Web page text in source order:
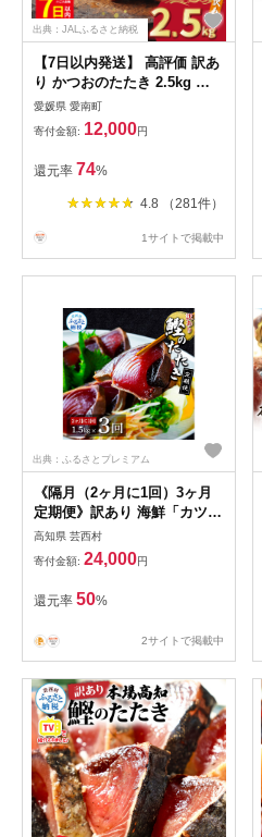
出典：JALふるさと納税
【7日以内発送】 高評価 訳あ
り かつおのたたき 2.5kg 鰹
のたたき カツオのたたき カ
ツオのタタキ かつおのたたき
鰹のタタキ 鰹のたたきカツオ
たたき 鰹たたき ふるさと ふ
るさと納税 訳あり 訳アリ わ
けあり ワケアリ かつお カツ
カツオたたき かつおタタキ
サイズ 不揃い 規格外 傷 小分
け 真空 パック 新鮮 鮮魚 天
肉 厚 冷凍 大容量 人気 ハマ
スイ 愛南町 愛媛県 愛南町 愛
愛媛県 愛南町
寄付金額: 12,000円
還元率 74%
4.8 （281件）
1サイトで掲載中
出典：ふるさとプレミアム
《隔月（2ヶ月に1回）3ヶ月
定期便》訳あり 海鮮「カツオ
たたき1.5Kg」規格外 サイズ
不揃い傷 わけあり鰹 人気 ラ
ンキング 定期 3回 本場 高知
かつおのたたき【高知県共通
返礼品】冷凍 食品 訳アリか
納税 24000円 食べ物 秋 旬 熨
高知県 芸西村
寄付金額: 24,000円
還元率 50%
2サイトで掲載中